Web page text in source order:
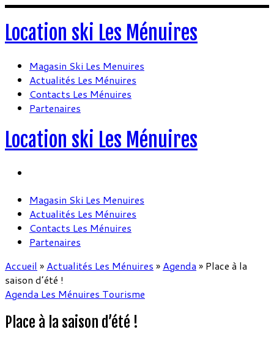
Location ski Les Ménuires
Magasin Ski Les Menuires
Actualités Les Ménuires
Contacts Les Ménuires
Partenaires
Location ski Les Ménuires
Magasin Ski Les Menuires
Actualités Les Ménuires
Contacts Les Ménuires
Partenaires
Accueil » Actualités Les Ménuires » Agenda » Place à la
saison d’été !
Agenda Les Ménuires Tourisme
Place à la saison d’été !